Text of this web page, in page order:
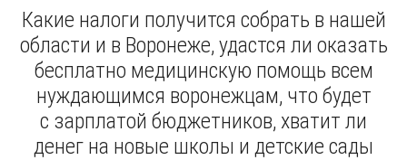
Какие налоги получится собрать в нашей
области и в Воронеже, удастся ли оказать
бесплатно медицинскую помощь всем
нуждающимся воронежцам, что будет
с зарплатой бюджетников, хватит ли
денег на новые школы и детские сады